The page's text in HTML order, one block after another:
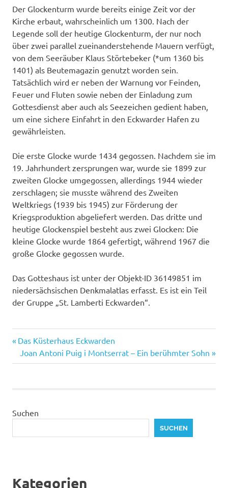
Der Glockenturm wurde bereits einige Zeit vor der
Kirche erbaut, wahrscheinlich um 1300. Nach der
Legende soll der heutige Glockenturm, der nur noch
über zwei parallel zueinanderstehende Mauern verfügt,
von dem Seeräuber Klaus Störtebeker (*um 1360 bis
1401) als Beutemagazin genutzt worden sein.
Tatsächlich wird er neben der Warnung vor Feinden,
Feuer und Fluten sowie neben der Einladung zum
Gottesdienst aber auch als Seezeichen gedient haben,
um eine sichere Einfahrt in den Eckwarder Hafen zu
gewährleisten.
Die erste Glocke wurde 1434 gegossen. Nachdem sie im
19. Jahrhundert zersprungen war, wurde sie 1899 zur
zweiten Glocke umgegossen, allerdings 1944 wieder
zerschlagen; sie musste während des Zweiten
Weltkriegs (1939 bis 1945) zur Förderung der
Kriegsproduktion abgeliefert werden. Das dritte und
heutige Glockenspiel besteht aus zwei Glocken: Die
kleine Glocke wurde 1864 gefertigt, während 1967 die
große Glocke gegossen wurde.
Das Gotteshaus ist unter der Objekt-ID 36149851 im
niedersächsischen Denkmalatlas erfasst. Es ist ein Teil
der Gruppe „St. Lamberti Eckwarden“.
Beitragsnavigation
Vorheriger
Beitrag:
Das Küsterhaus Eckwarden
Nächster
Beitrag:
Joan Antoni Puig i Montserrat – Ein berühmter Sohn
Suchen
SUCHEN
Kategorien